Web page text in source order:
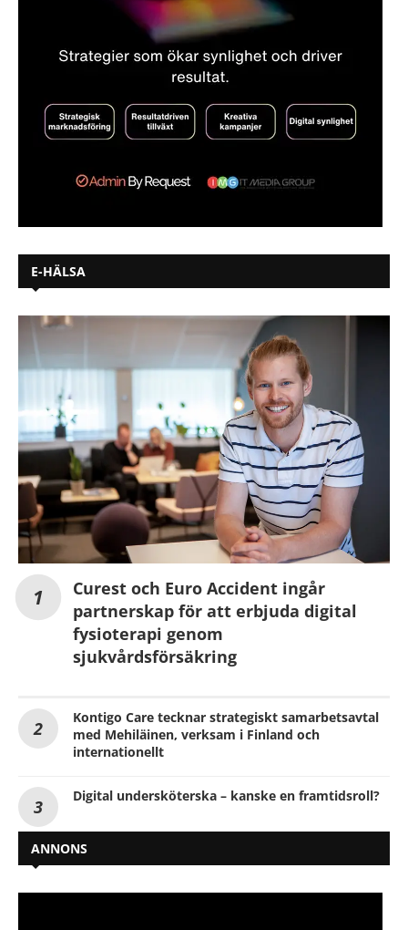
E-HÄLSA
Curest och Euro Accident ingår
partnerskap för att erbjuda digital
fysioterapi genom
sjukvårdsförsäkring
Kontigo Care tecknar strategiskt samarbetsavtal
med Mehiläinen, verksam i Finland och
internationellt
Digital undersköterska – kanske en framtidsroll?
ANNONS